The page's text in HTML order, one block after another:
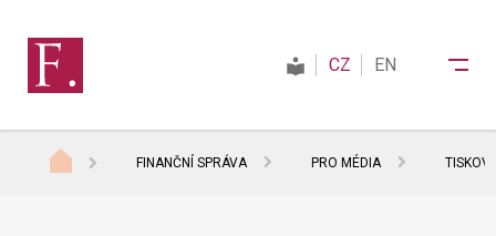
CZ EN
FINANČNÍ SPRÁVA PRO MÉDIA